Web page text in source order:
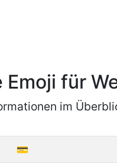
für
im
💳